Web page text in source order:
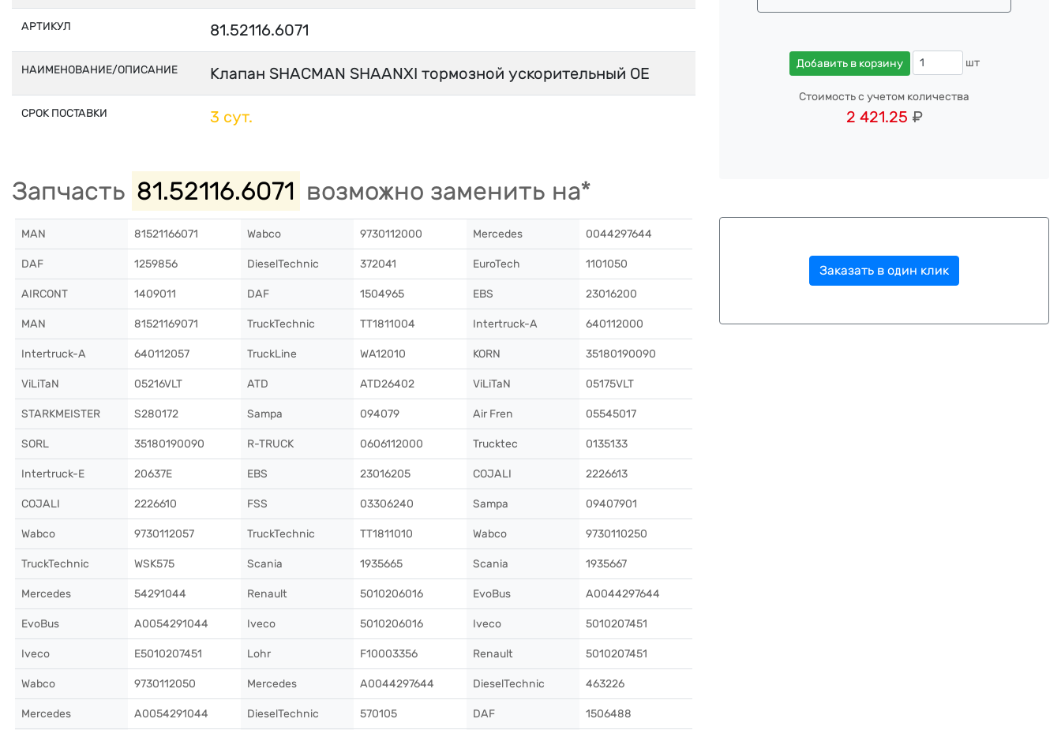
АРТИКУЛ 81.52116.6071
НАИМЕНОВАНИЕ/ОПИСАНИЕ Клапан SHACMAN SHAANXI тормозной ускорительный OE
СРОК ПОСТАВКИ 3 сут.
Запчасть 81.52116.6071 возможно заменить на*
MAN 81521166071 Wabco 9730112000 Mercedes 0044297644
DAF 1259856 DieselTechnic 372041 EuroTech 1101050
AIRCONT 1409011 DAF 1504965 EBS 23016200
MAN 81521169071 TruckTechnic TT1811004 Intertruck-A 640112000
Intertruck-A 640112057 TruckLine WA12010 KORN 35180190090
ViLiTaN 05216VLT ATD ATD26402 ViLiTaN 05175VLT
STARKMEISTER S280172 Sampa 094079 Air Fren 05545017
SORL 35180190090 R-TRUCK 0606112000 Trucktec 0135133
Intertruck-E 20637E EBS 23016205 COJALI 2226613
COJALI 2226610 FSS 03306240 Sampa 09407901
Wabco 9730112057 TruckTechnic TT1811010 Wabco 9730110250
TruckTechnic WSK575 Scania 1935665 Scania 1935667
Mercedes 54291044 Renault 5010206016 EvoBus A0044297644
EvoBus A0054291044 Iveco 5010206016 Iveco 5010207451
Iveco E5010207451 Lohr F10003356 Renault 5010207451
Wabco 9730112050 Mercedes A0044297644 DieselTechnic 463226
Mercedes A0054291044 DieselTechnic 570105 DAF 1506488
Добавить в корзину шт
Стоимость с учетом количества
2 421.25 ₽
Заказать в один клик